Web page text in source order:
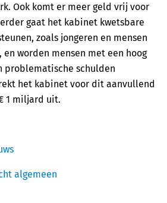
Ook komt er meer geld vrij voor
gaat het kabinet kwetsbare
zoals jongeren en mensen
worden mensen met een hoog
problematische schulden
het kabinet voor dit aanvullend
1 miljard uit.
algemeen